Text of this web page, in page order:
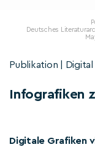
Deutsches
Publikation | Digital
Infografiken
Digitale Grafiken